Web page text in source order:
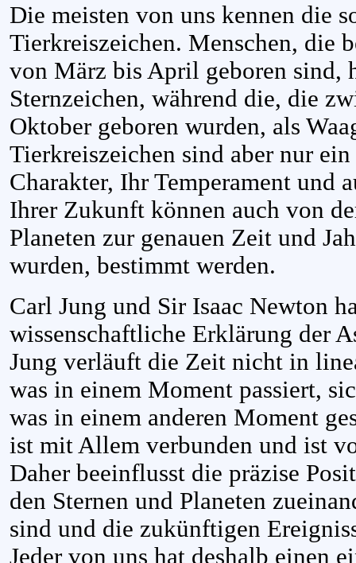
Die meisten von uns kennen die
Tierkreiszeichen. Menschen, die
von März bis April geboren sind,
Sternzeichen, während die, die
Oktober geboren wurden, als
Tierkreiszeichen sind aber nur
Charakter, Ihr Temperament und
Ihrer Zukunft können auch von
Planeten zur genauen Zeit und
wurden, bestimmt werden.
Carl Jung und Sir Isaac Newton
wissenschaftliche Erklärung der
Jung verläuft die Zeit nicht in
was in einem Moment passiert,
was in einem anderen Moment
ist mit Allem verbunden und ist
Daher beeinflusst die präzise
den Sternen und Planeten
sind und die zukünftigen
Jeder von uns hat deshalb einen